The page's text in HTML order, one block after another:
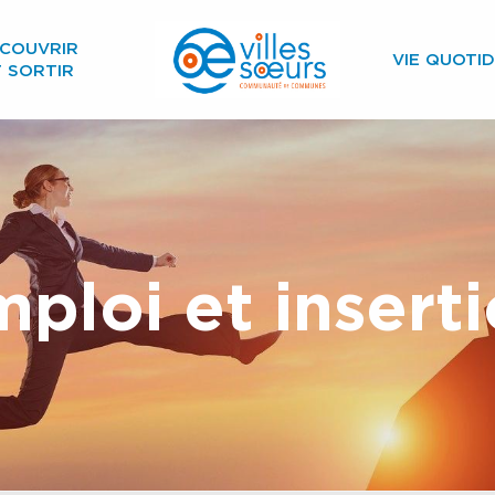
SORTIR
VIE
et